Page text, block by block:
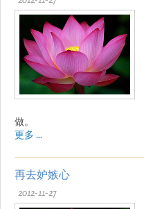
做。
更多 ...
再去妒嫉心
2012-11-27